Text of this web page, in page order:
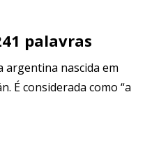
palavras
argentina nascida em
É considerada como “a